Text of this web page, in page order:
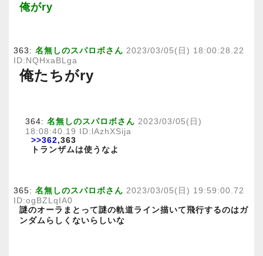
俺がry
363: 名無しのスパロボさん 2023/03/05(日) 18:00:28.22
ID:NQHxaBLga
俺たちがry
364: 名無しのスパロボさん 2023/03/05(日)
18:08:40.19 ID:lAzhXSija
>>362,363
トランザムは使うなよ
365: 名無しのスパロボさん 2023/03/05(日) 19:59:00.72
ID:ogBZLqIA0
謎のオーラまとって謎の軌道ライン描いて飛行するのはガ
ンダムらしくないらしいな